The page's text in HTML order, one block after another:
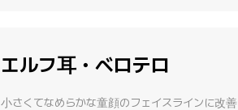
エルフ耳・ベロテロ
小さくてなめらかな童顔のフェイスラインに改善